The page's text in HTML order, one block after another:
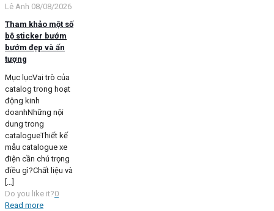
Lê Anh 08/08/2026
Tham khảo một số
bộ sticker bướm
bướm đẹp và ấn
tượng
Mục lụcVai trò của
catalog trong hoạt
động kinh
doanhNhững nội
dung trong
catalogueThiết kế
mẫu catalogue xe
điện cần chú trọng
điều gì?Chất liệu và
[…]
Do you like it?0
Read more